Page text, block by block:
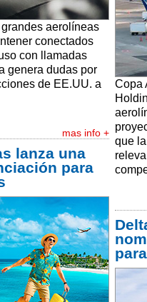
aerolíneas
conectados
con llamadas
genera dudas por
de EE.UU. a
mas info +
lanza una
para
Copa
que